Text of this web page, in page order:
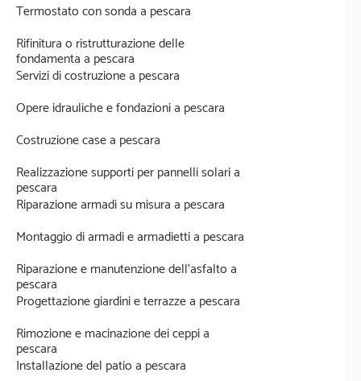
Termostato con sonda a pescara
Rifinitura o ristrutturazione delle
fondamenta a pescara
Servizi di costruzione a pescara
Opere idrauliche e fondazioni a pescara
Costruzione case a pescara
Realizzazione supporti per pannelli solari a
pescara
Riparazione armadi su misura a pescara
Montaggio di armadi e armadietti a pescara
Riparazione e manutenzione dell'asfalto a
pescara
Progettazione giardini e terrazze a pescara
Rimozione e macinazione dei ceppi a
pescara
Installazione del patio a pescara